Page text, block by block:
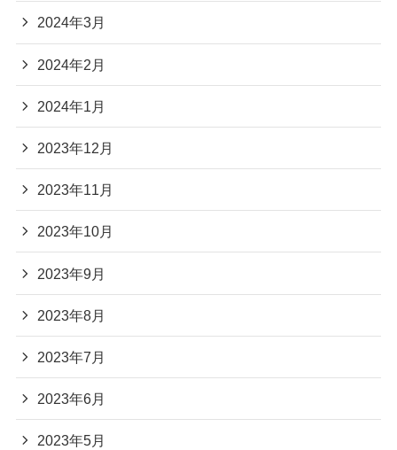
2024年3月
2024年2月
2024年1月
2023年12月
2023年11月
2023年10月
2023年9月
2023年8月
2023年7月
2023年6月
2023年5月